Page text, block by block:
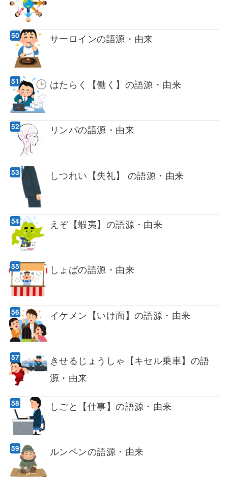
サーロインの語源・由来
はたらく【働く】の語源・由来
リンパの語源・由来
しつれい【失礼】 の語源・由来
えぞ【蝦夷】の語源・由来
しょばの語源・由来
イケメン【いけ面】の語源・由来
きせるじょうしゃ【キセル乗車】の語
源・由来
しごと【仕事】の語源・由来
ルンペンの語源・由来